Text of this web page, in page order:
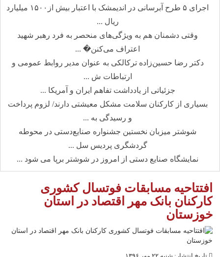
اجرای ۵ طرح آبرسانی در اندیمشک با اعتبار بیش از۱۵۰۰ میلیارد
ریال ...
وقتی دشمنان هم به ویژگی‌های منحصر به فرد رهبر شهید
اعتراف می‌کنن� ...
دکتر رضا حسین‌زاده ترکالکی به عنوان مدیر روابط عمومی و
ارتباطات ش ...
جزئیاتی از یادداشت تفاهم ایران و آمریکا ...
بسیاری از کارکنان سلامت مشکل معیشتی دارند/ لزوم پرداخت
و رسیدگی به ...
شوشتر میزبان نخستین جشنواره صنایع‌دستی در محوطه
گردشگری پردیس سل ...
نمایشگاه صنایع دستی از امروز در شوشتر برپا می شود ...
افتتاحیه مسابقات فوتسال کشوری
کارکنان بانک مهر اقتصاد در استان
خوزستان